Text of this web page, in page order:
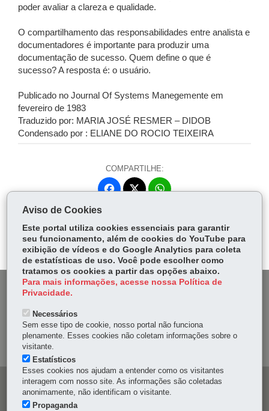
poder avaliar a clareza e qualidade.
O compartilhamento das responsabilidades entre analista e
documentadores é importante para produzir uma
documentação de sucesso. Quem define o que é
sucesso? A resposta é: o usuário.
Publicado no Journal Of Systems Manegemente em
fevereiro de 1983
Traduzido por: MARIA JOSÉ RESMER – DIDOB
Condensado por : ELIANE DO ROCIO TEIXEIRA
COMPARTILHE:
Fa
ok
itt
er
W
Ap
p
DENUNCIE CORRUPÇÃO
OUVIDORIA
Navegação
Aviso de Cookies
Este portal utiliza cookies essenciais para garantir
seu funcionamento, além de cookies do YouTube para
exibição de vídeos e do Google Analytics para coleta
de estatísticas de uso. Você pode escolher como
tratamos os cookies a partir das opções abaixo.
Para mais informações, acesse nossa Política de
Privacidade.
Necessários
Sem esse tipo de cookie, nosso portal não funciona
plenamente. Esses cookies não coletam informações sobre o
visitante.
Estatísticos
Esses cookies nos ajudam a entender como os visitantes
interagem com nosso site. As informações são coletadas
anonimamente, não identificam o visitante.
Propaganda